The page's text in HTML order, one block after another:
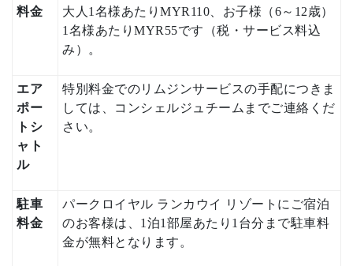
料金
大人1名様あたりMYR110、お子様（6～12歳）
1名様あたりMYR55です（税・サービス料込
み）。
エア
ポー
トシ
ャト
ル
特別料金でのリムジンサービスの手配につきま
しては、コンシェルジュチームまでご連絡くだ
さい。
駐車
料金
パークロイヤル ランカウイ リゾートにご宿泊
のお客様は、1泊1部屋あたり1台分まで駐車料
金が無料となります。